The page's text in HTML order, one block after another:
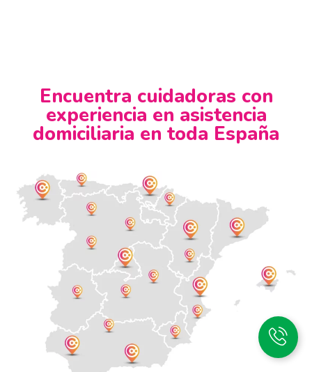
Encuentra cuidadoras con
experiencia en asistencia
domiciliaria en toda España